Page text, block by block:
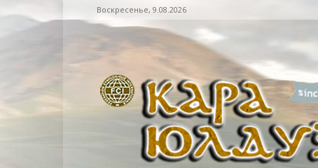
Воскресенье, 9.08.2026